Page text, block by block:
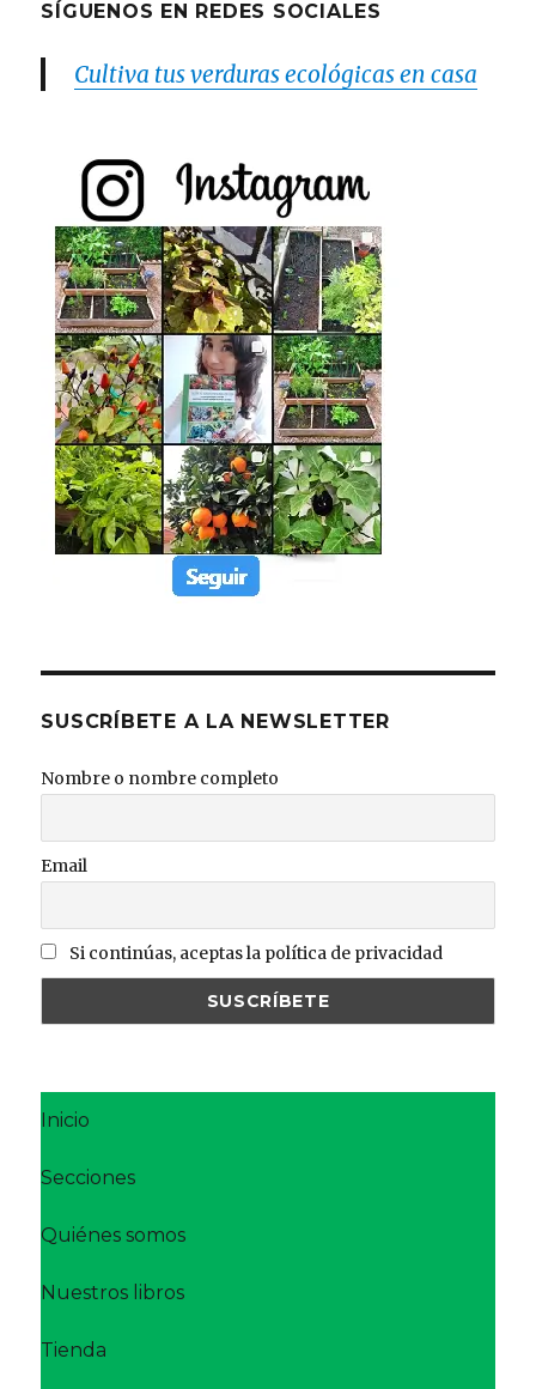
SÍGUENOS EN REDES SOCIALES
Cultiva tus verduras ecológicas en casa
SUSCRÍBETE A LA NEWSLETTER
Nombre o nombre completo
Email
Si continúas, aceptas la política de privacidad
Inicio
Secciones
Quiénes somos
Nuestros libros
Tienda